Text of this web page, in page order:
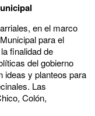
en el marco
para el
finalidad de
del gobierno
ideas y planteos para
Las
Colón,